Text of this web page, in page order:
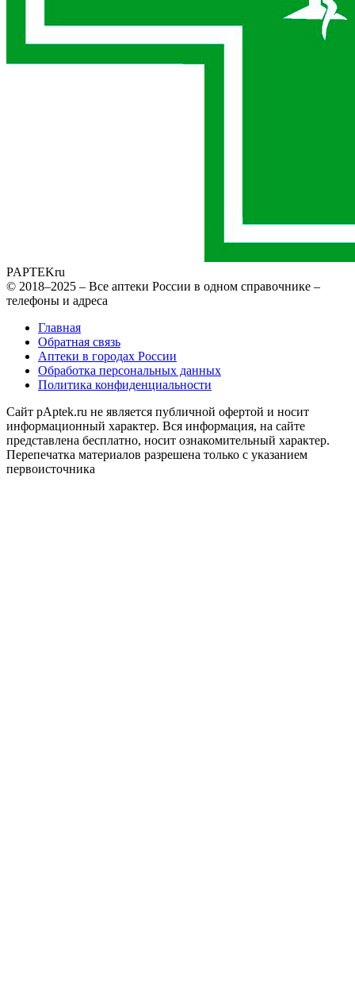
PAPTEKru
© 2018–2025 – Все аптеки России в одном справочнике –
телефоны и адреса
Главная
Обратная связь
Аптеки в городах России
Обработка персональных данных
Политика конфиденциальности
Сайт pAptek.ru не является публичной офертой и носит
информационный характер. Вся информация, на сайте
представлена бесплатно, носит ознакомительный характер.
Перепечатка материалов разрешена только с указанием
первоисточника